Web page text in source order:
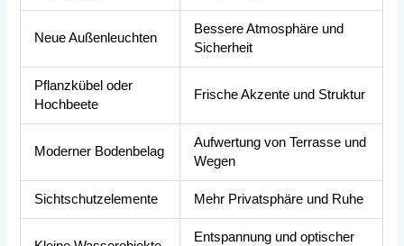
Neue Außenleuchten
Bessere Atmosphäre und
Sicherheit
Pflanzkübel oder
Hochbeete
Frische Akzente und Struktur
Moderner Bodenbelag
Aufwertung von Terrasse und
Wegen
Sichtschutzelemente Mehr Privatsphäre und Ruhe
Entspannung und optischer